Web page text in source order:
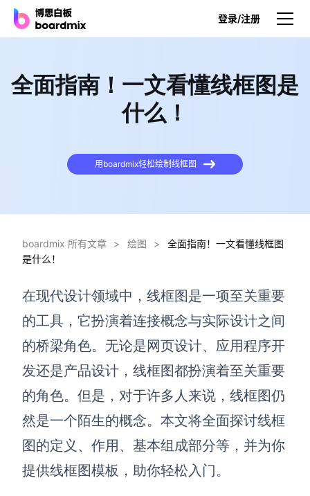
登录/注册
产品
博思白板SDK
博思设计
一体化产品设计工具
博思AIPPT
AI生成PPT，支持在线编辑
资源与下载
向团队介绍
博思白板boardmix
全面指南！一文看懂线框图是
什么！
用boardmix轻松绘制线框图
boardmix 所有文章 > 绘图 >
全面指南！一文看懂线框图
是什么！
在现代设计领域中，线框图是一项至关重要
的工具，它扮演着连接概念与实际设计之间
的桥梁角色。无论是网页设计、应用程序开
发还是产品设计，线框图都扮演着至关重要
的角色。但是，对于许多人来说，线框图仍
然是一个陌生的概念。本文将全面探讨线框
图的定义、作用、基本组成部分等，并为你
提供线框图模板，助你轻松入门。